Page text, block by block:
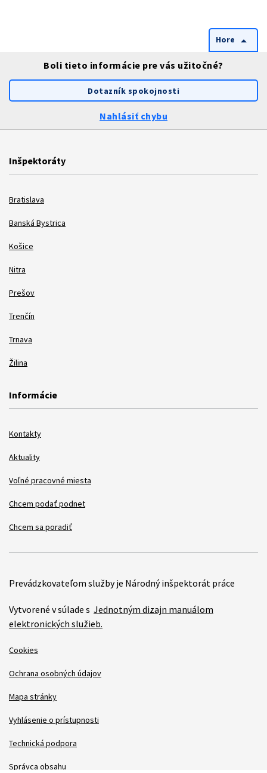
Hore arrow_drop_up
Boli tieto informácie pre vás užitočné?
Dotazník spokojnosti
Nahlásiť chybu
Inšpektoráty
Bratislava
Banská Bystrica
Košice
Nitra
Prešov
Trenčín
Trnava
Žilina
Informácie
Kontakty
Aktuality
Voľné pracovné miesta
Chcem podať podnet
Chcem sa poradiť
Prevádzkovateľom služby je Národný inšpektorát práce
Vytvorené v súlade s Jednotným dizajn manuálom
elektronických služieb.
Cookies
Ochrana osobných údajov
Mapa stránky
Vyhlásenie o prístupnosti
Technická podpora
Správca obsahu